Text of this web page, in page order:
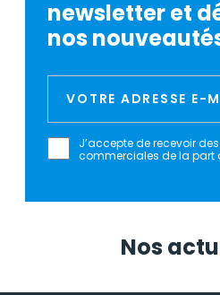
newsletter et
nos
J’accepte de recevoir
commerciales de la part
Nos